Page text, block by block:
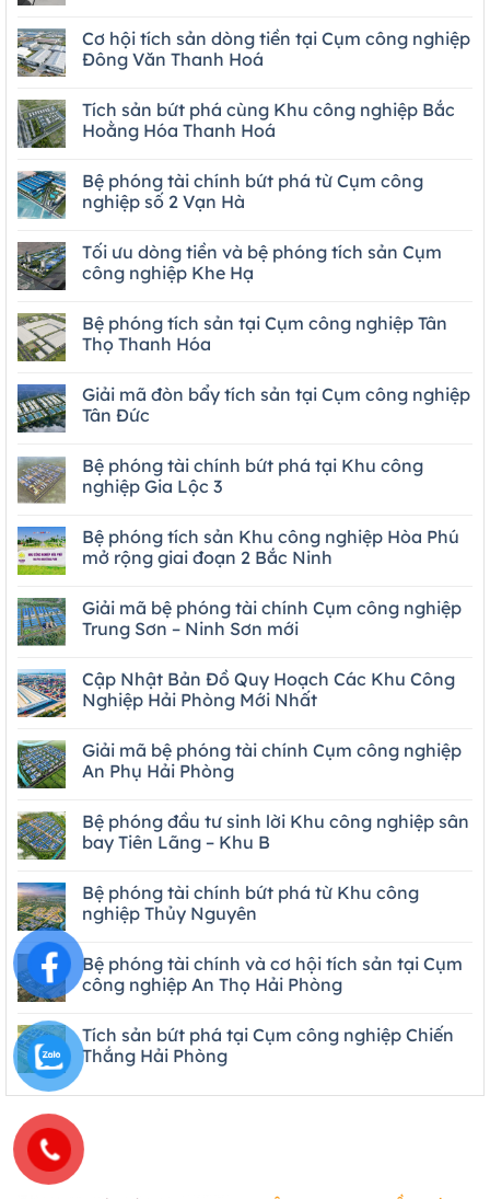
Cơ hội tích sản dòng tiền tại Cụm công nghiệp
Đông Văn Thanh Hoá
Tích sản bứt phá cùng Khu công nghiệp Bắc
Hoằng Hóa Thanh Hoá
Bệ phóng tài chính bứt phá từ Cụm công
nghiệp số 2 Vạn Hà
Tối ưu dòng tiền và bệ phóng tích sản Cụm
công nghiệp Khe Hạ
Bệ phóng tích sản tại Cụm công nghiệp Tân
Thọ Thanh Hóa
Giải mã đòn bẩy tích sản tại Cụm công nghiệp
Tân Đức
Bệ phóng tài chính bứt phá tại Khu công
nghiệp Gia Lộc 3
Bệ phóng tích sản Khu công nghiệp Hòa Phú
mở rộng giai đoạn 2 Bắc Ninh
Giải mã bệ phóng tài chính Cụm công nghiệp
Trung Sơn – Ninh Sơn mới
Cập Nhật Bản Đồ Quy Hoạch Các Khu Công
Nghiệp Hải Phòng Mới Nhất
Giải mã bệ phóng tài chính Cụm công nghiệp
An Phụ Hải Phòng
Bệ phóng đầu tư sinh lời Khu công nghiệp sân
bay Tiên Lãng – Khu B
Bệ phóng tài chính bứt phá từ Khu công
nghiệp Thủy Nguyên
Bệ phóng tài chính và cơ hội tích sản tại Cụm
công nghiệp An Thọ Hải Phòng
Tích sản bứt phá tại Cụm công nghiệp Chiến
Thắng Hải Phòng